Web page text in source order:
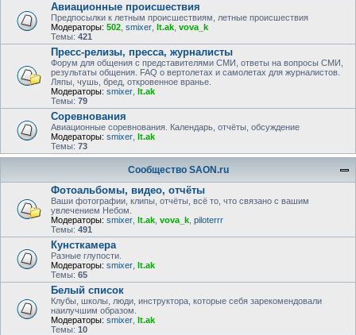
Авиационные происшествия
Предпосылки к летным происшествиям, летные происшествия
Модераторы: 502 smixer lt.ak vova_k
Темы: 421
Пресс-релизы, пресса, журналисты
Форум для общения с представителями СМИ, ответы на вопросы СМИ,
результаты общения. FAQ о вертолетах и самолетах для журналистов.
Ляпы, чушь, бред, откровенное вранье.
Модераторы: smixer lt.ak
Темы: 79
Соревнования
Авиационные соревнования. Календарь, отчёты, обсуждение
Модераторы: smixer lt.ak
Темы: 73
Сообщество SAON.ru
Фотоальбомы, видео, отчёты
Ваши фотографии, клипы, отчёты, всё то, что связано с вашим
увлечением Небом.
Модераторы: smixer lt.ak vova_k piloterrr
Темы: 491
Кунсткамера
Разные глупости.
Модераторы: smixer lt.ak
Темы: 65
Белый список
Клубы, школы, люди, инструктора, которые себя зарекомендовали
наилучшим образом.
Модераторы: smixer lt.ak
Темы: 10